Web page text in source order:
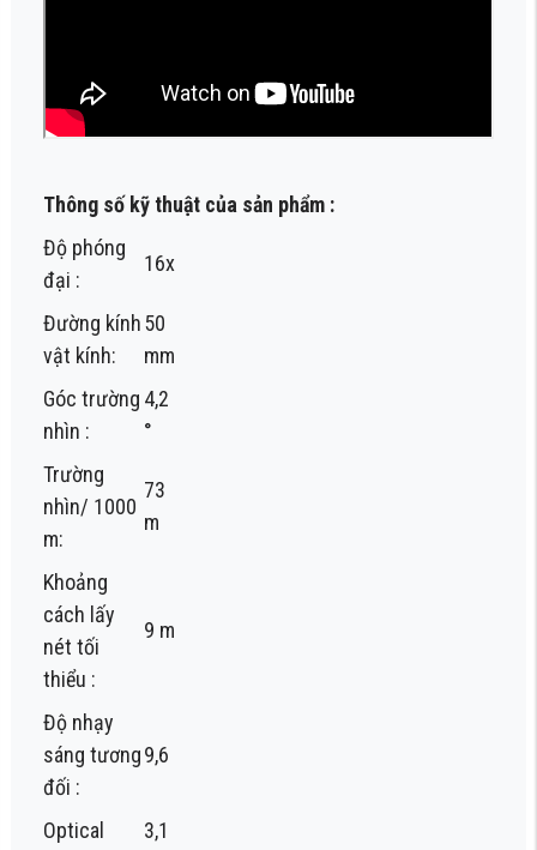
Thông số kỹ thuật của sản phẩm :
Độ phóng
đại :
16x
Đường kính
vật kính:
50
mm
Góc trường
nhìn :
4,2
°
Trường
nhìn/ 1000
m:
73
m
Khoảng
cách lấy
nét tối
thiểu :
9 m
Độ nhạy
sáng tương
đối :
9,6
Optical
3,1